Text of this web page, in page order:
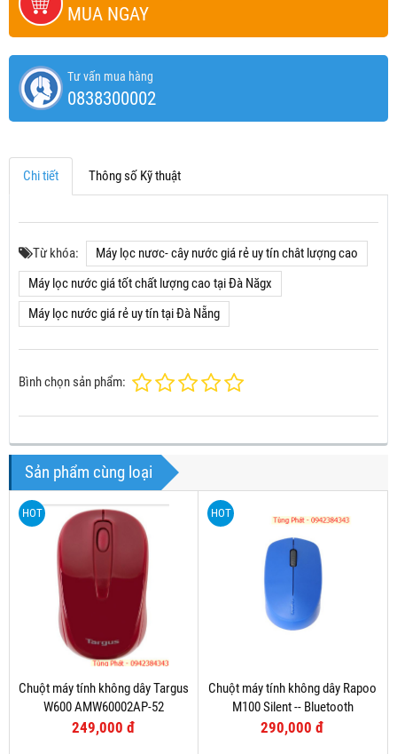
MUA NGAY
Tư vấn mua hàng
0838300002
Chi tiết Thông số Kỹ thuật
Từ khóa:
Máy lọc nươc- cây nước giá rẻ uy tín chât lượng cao
Máy lọc nước giá tốt chất lượng cao tại Đà Năgx
Máy lọc nước giá rẻ uy tín tại Đà Nẵng
Bình chọn sản phẩm:
Sản phẩm cùng loại
HOT
Chuột máy tính không dây Targus
W600 AMW60002AP-52
249,000 đ
HOT
Chuột máy tính không dây Rapoo
M100 Silent -- Bluetooth
290,000 đ